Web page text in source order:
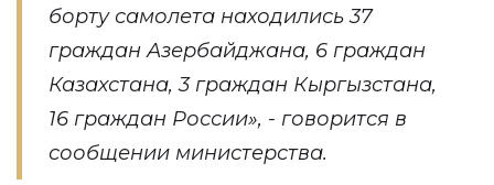
борту самолета находились 37
граждан Азербайджана, 6 граждан
Казахстана, 3 граждан Кыргызстана,
16 граждан России», - говорится в
сообщении министерства.